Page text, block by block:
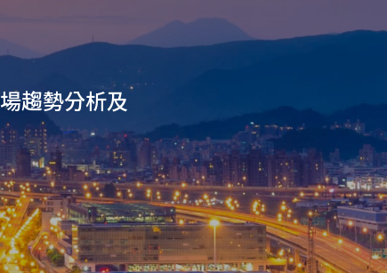
趨勢分析及